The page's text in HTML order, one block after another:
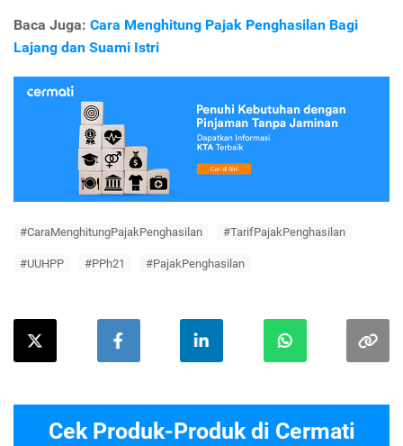
Baca Juga: Cara Menghitung Pajak Penghasilan Bagi
Lajang dan Suami Istri
#CaraMenghitungPajakPenghasilan #TarifPajakPenghasilan
#UUHPP #PPh21 #PajakPenghasilan
Cek Produk-Produk di Cermati